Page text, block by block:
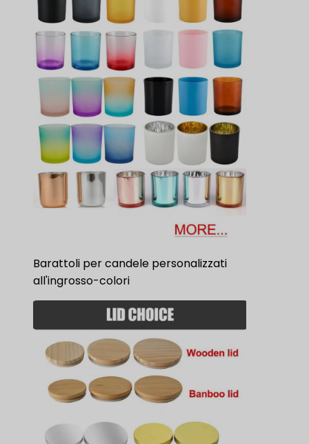
Barattoli per candele personalizzati
all'ingrosso-colori